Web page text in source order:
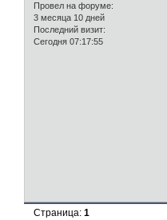
Провел на форуме:
3 месяца 10 дней
Последний визит:
Сегодня 07:17:55
Страница:1